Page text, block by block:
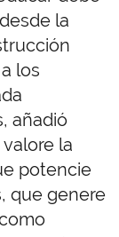
la
los
añadió
la
potencie
que genere